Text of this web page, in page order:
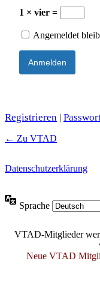
1 × vier =
Angemeldet
Registrieren |
← Zu VTAD
Datenschutzerklärung
Sprache
VTAD-Mitglieder
Neue VTAD